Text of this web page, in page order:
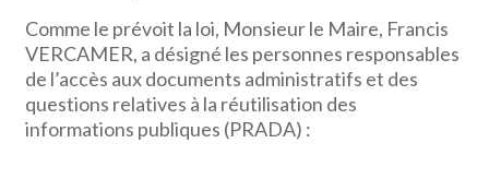
Comme le prévoit la loi, Monsieur le Maire, Francis
VERCAMER, a désigné les personnes responsables
de l’accès aux documents administratifs et des
questions relatives à la réutilisation des
informations publiques (PRADA) :